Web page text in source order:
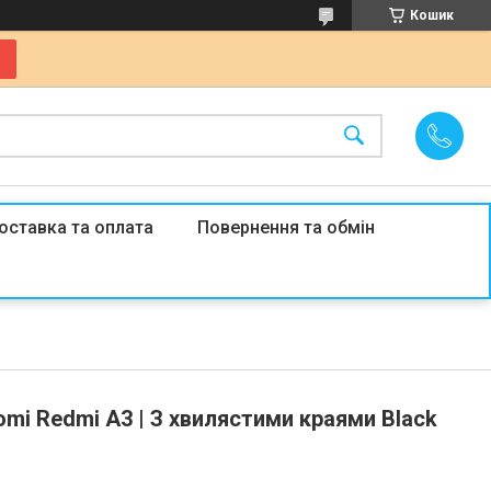
Кошик
та оплата Повернення та обмін
Redmi A3 | З хвилястими краями Black